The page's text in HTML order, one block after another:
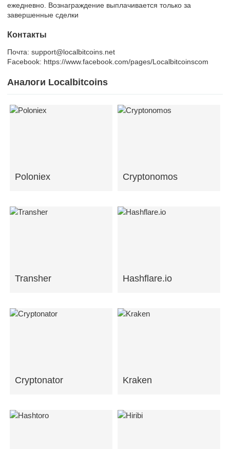
ежедневно. Вознаграждение выплачивается только за
завершенные сделки
Контакты
Почта: support@localbitcoins.net
Facebook: https://www.facebook.com/pages/Localbitcoinscom
Аналоги Localbitcoins
Poloniex Cryptonomos
Transher Hashflare.io
Cryptonator Kraken